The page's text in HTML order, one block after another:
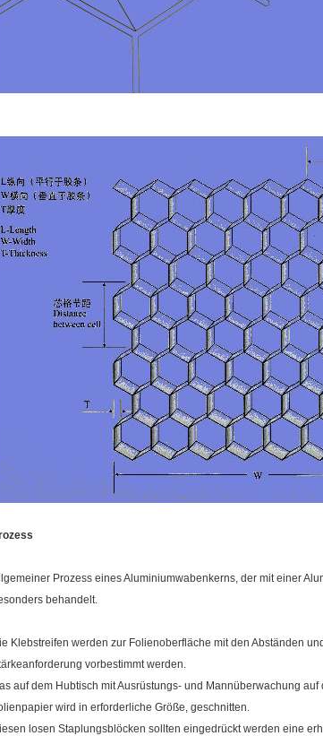
Prozess eines Aluminiumwabenkerns, der mit einer
behandelt.
Klebstreifen werden zur Folienoberfläche mit den Abständen
vorbestimmt werden.
auf dem Hubtisch mit Ausrüstungs- und Mannüberwachung
wird in erforderliche Größe, geschnitten.
losen Staplungsblöcken sollten eingedrückt werden eine